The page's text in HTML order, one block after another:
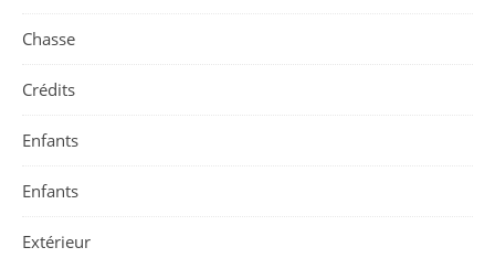
Chasse
Crédits
Enfants
Enfants
Extérieur